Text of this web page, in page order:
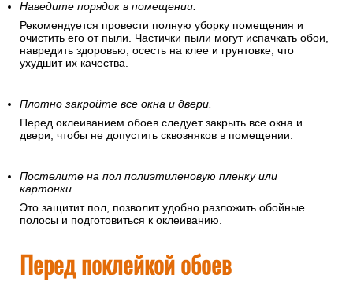
Наведите порядок в помещении.
Рекомендуется провести полную уборку помещения и
очистить его от пыли. Частички пыли могут испачкать обои,
навредить здоровью, осесть на клее и грунтовке, что
ухудшит их качества.
Плотно закройте все окна и двери.
Перед оклеиванием обоев следует закрыть все окна и
двери, чтобы не допустить сквозняков в помещении.
Постелите на пол полиэтиленовую пленку или
картонки.
Это защитит пол, позволит удобно разложить обойные
полосы и подготовиться к оклеиванию.
Перед поклейкой обоев